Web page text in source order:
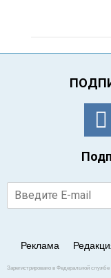
Реклама
Зарегистрировано в Федеральной